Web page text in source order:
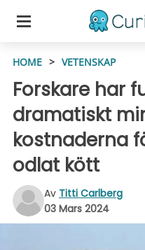
HOME > VETENSKAP
Forskare har
dramatiskt
kostnaderna
odlat kött
Av Titti Carlberg
03 Mars 2024